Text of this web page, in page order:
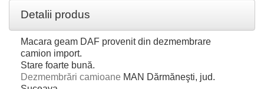
Detalii produs
Macara geam DAF provenit din dezmembrare
camion import.
Stare foarte bună.
Dezmembrări camioane MAN Dărmăneşti, jud.